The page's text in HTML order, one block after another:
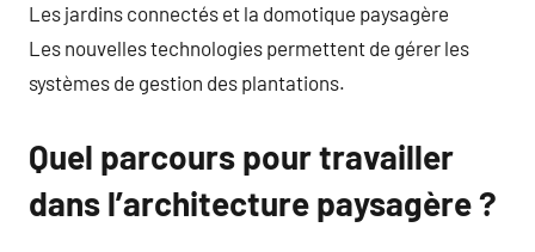
Les jardins connectés et la domotique paysagère
Les nouvelles technologies permettent de gérer les
systèmes de gestion des plantations.
Quel parcours pour travailler
dans l’architecture paysagère ?